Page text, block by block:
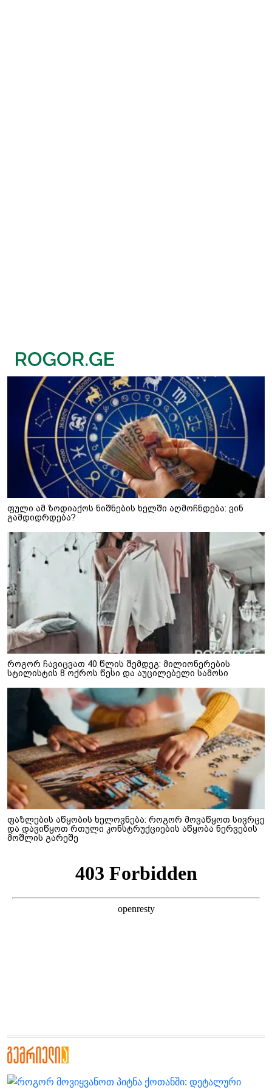
ფული ამ ზოდიაქოს ნიშნების ხელში აღმოჩნდება: ვინ
გამდიდრდება?
როგორ ჩავიცვათ 40 წლის შემდეგ: მილიონერების
სტილისტის 8 ოქროს წესი და აუცილებელი სამოსი
ფაზლების აწყობის ხელოვნება: როგორ მოვაწყოთ სივრცე
და დავიწყოთ რთული კონსტრუქციების აწყობა ნერვების
მოშლის გარეშე